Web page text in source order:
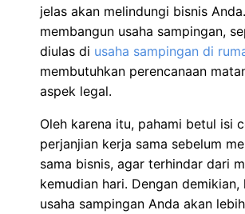
jelas akan melindungi bisnis
membangun usaha sampingan,
diulas di usaha sampingan di
membutuhkan perencanaan
aspek legal.
Oleh karena itu, pahami betul isi
perjanjian kerja sama sebelum
sama bisnis, agar terhindar dari
kemudian hari. Dengan demikian,
usaha sampingan Anda akan